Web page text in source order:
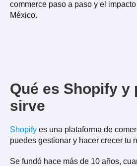
commerce paso a paso y el
México.
Qué es Shopify y
sirve
Shopify es una plataforma de
puedes gestionar y hacer crecer tu
Se fundó hace más de 10 años,